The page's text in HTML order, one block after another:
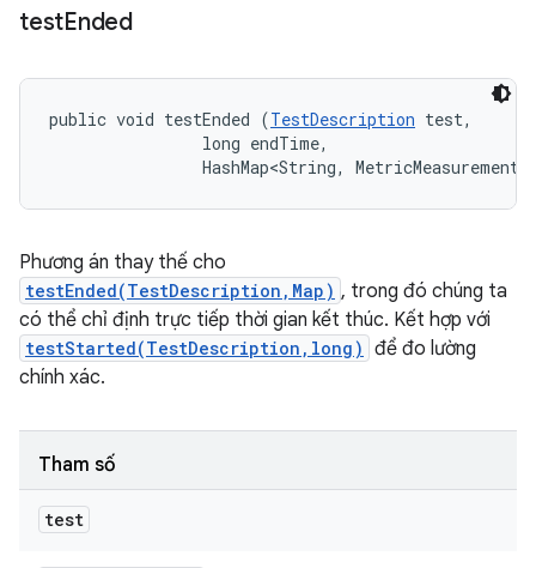
testEnded
public void testEnded (TestDescription test,
                long endTime,
HashMap<String,
Phương án thay thế cho
testEnded(TestDescription,Map) , trong đó chúng ta
có thể chỉ định trực tiếp thời gian kết thúc. Kết hợp với
testStarted(TestDescription,long) để đo lường
chính xác.
Tham số
test